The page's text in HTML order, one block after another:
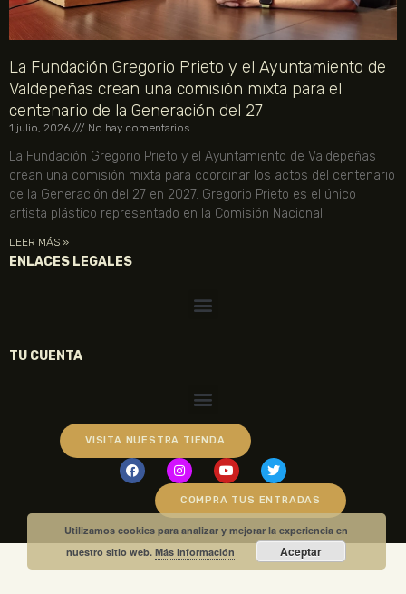
La Fundación Gregorio Prieto y el Ayuntamiento de
Valdepeñas crean una comisión mixta para el
centenario de la Generación del 27
1 julio, 2026 No hay comentarios
La Fundación Gregorio Prieto y el Ayuntamiento de Valdepeñas
crean una comisión mixta para coordinar los actos del centenario
de la Generación del 27 en 2027. Gregorio Prieto es el único
artista plástico representado en la Comisión Nacional.
LEER MÁS »
ENLACES LEGALES
TU CUENTA
VISITA NUESTRA TIENDA
COMPRA TUS ENTRADAS
Utilizamos cookies para analizar y mejorar la experiencia en
nuestro sitio web.Más información Aceptar